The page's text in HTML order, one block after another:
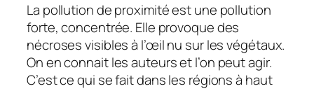
La pollution de proximité est une pollution
forte, concentrée. Elle provoque des
nécroses visibles à l’œil nu sur les végétaux.
On en connait les auteurs et l’on peut agir.
C’est ce qui se fait dans les régions à haut